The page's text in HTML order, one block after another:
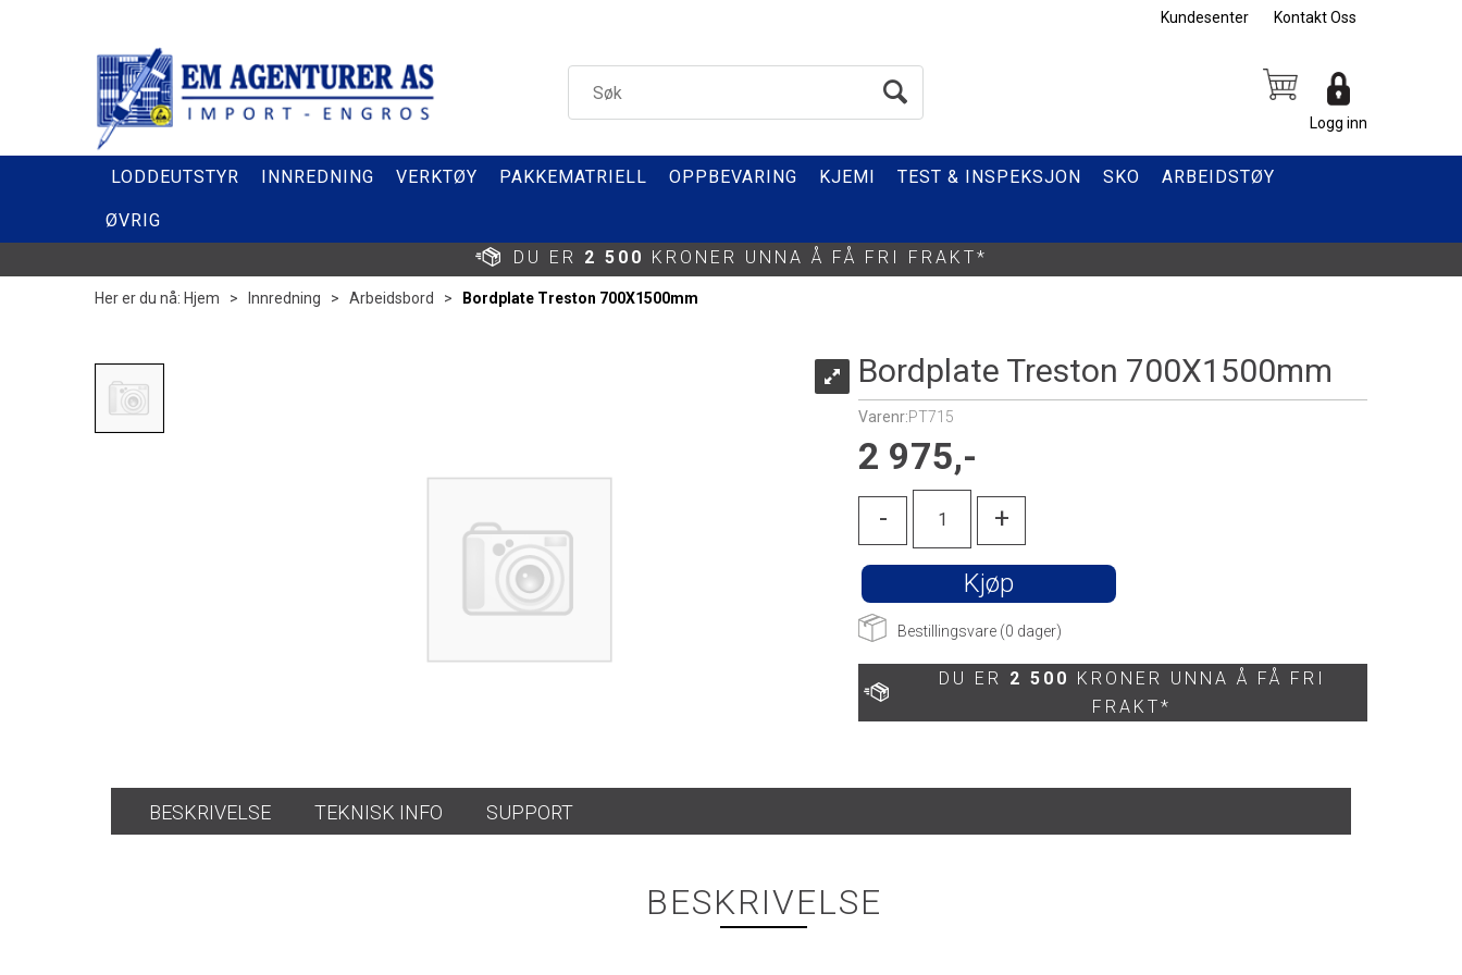
Kundesenter Kontakt Oss
Logg inn
LODDEUTSTYR INNREDNING VERKTØY PAKKEMATRIELL OPPBEVARING KJEMI TEST & INSPEKSJON SKO ARBEIDSTØY
ØVRIG
DU ER 2 500 KRONER UNNA Å FÅ FRI FRAKT*
Her er du nå: Hjem > Innredning > Arbeidsbord > Bordplate Treston 700X1500mm
Bordplate Treston 700X1500mm
Varenr:PT715
2 975,-
- +
Kjøp
Bestillingsvare (0 dager)
DU ER 2 500 KRONER UNNA Å FÅ FRI
FRAKT*
BESKRIVELSE TEKNISK INFO SUPPORT
BESKRIVELSE